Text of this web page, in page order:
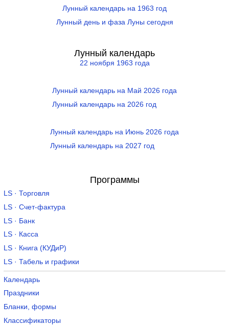
Лунный календарь на 1963 год
Лунный день и фаза Луны сегодня
Лунный календарь
22 ноября 1963 года
Лунный календарь на Май 2026 года
Лунный календарь на 2026 год
Лунный календарь на Июнь 2026 года
Лунный календарь на 2027 год
Программы
LS · Торговля
LS · Счет-фактура
LS · Банк
LS · Касса
LS · Книга (КУДиР)
LS · Табель и графики
Календарь
Праздники
Бланки, формы
Классификаторы